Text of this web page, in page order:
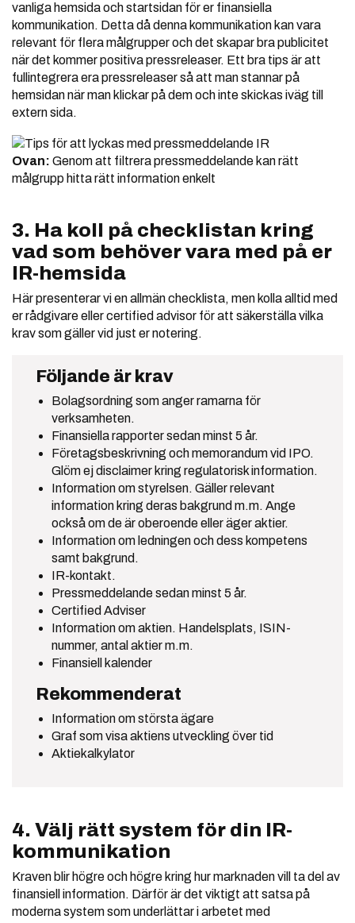
vanliga hemsida och startsidan för er finansiella
kommunikation. Detta då denna kommunikation kan vara
relevant för flera målgrupper och det skapar bra publicitet
när det kommer positiva pressreleaser. Ett bra tips är att
fullintegrera era pressreleaser så att man stannar på
hemsidan när man klickar på dem och inte skickas iväg till
extern sida.
Ovan: Genom att filtrera pressmeddelande kan rätt
målgrupp hitta rätt information enkelt
3. Ha koll på checklistan kring
vad som behöver vara med på er
IR-hemsida
Här presenterar vi en allmän checklista, men kolla alltid med
er rådgivare eller certified advisor för att säkerställa vilka
krav som gäller vid just er notering.
Följande är krav
Bolagsordning som anger ramarna för
verksamheten.
Finansiella rapporter sedan minst 5 år.
Företagsbeskrivning och memorandum vid IPO.
Glöm ej disclaimer kring regulatorisk information.
Information om styrelsen. Gäller relevant
information kring deras bakgrund m.m. Ange
också om de är oberoende eller äger aktier.
Information om ledningen och dess kompetens
samt bakgrund.
IR-kontakt.
Pressmeddelande sedan minst 5 år.
Certified Adviser
Information om aktien. Handelsplats, ISIN-
nummer, antal aktier m.m.
Finansiell kalender
Rekommenderat
Information om största ägare
Graf som visa aktiens utveckling över tid
Aktiekalkylator
4. Välj rätt system för din IR-
kommunikation
Kraven blir högre och högre kring hur marknaden vill ta del av
finansiell information. Därför är det viktigt att satsa på
moderna system som underlättar i arbetet med